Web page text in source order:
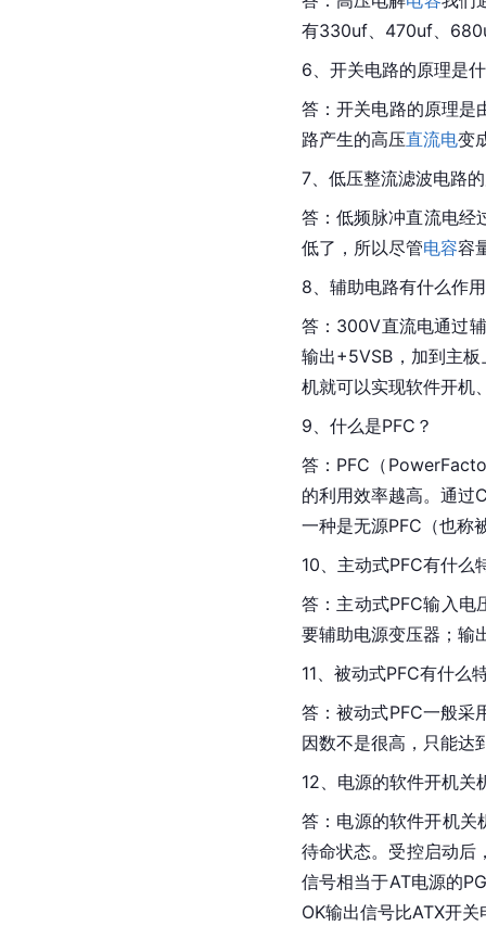
有330uf、470uf、
6、开关电路的原理是
答：开关电路的原理是
路产生的高压直流电变
7、低压整流滤波电路
答：低频脉冲直流电经
低了，所以尽管电容容
8、辅助电路有什么作
答：300V直流电通过
输出+5VSB，加到主
机就可以实现软件开机
9、什么是PFC？
答：PFC（ Power
的利用效率越高。通过
一种是无源PFC（也称
10、主动式PFC有什么
答：主动式PFC输入
要辅助电源变压器；输
11、被动式PFC有什么
答：被动式PFC一般采
因数不是很高，只能达
12、电源的软件开机关
答：电源的软件开机关
待命状态。受控启动后
信号相当于AT电源的
OK输出信号比ATX开